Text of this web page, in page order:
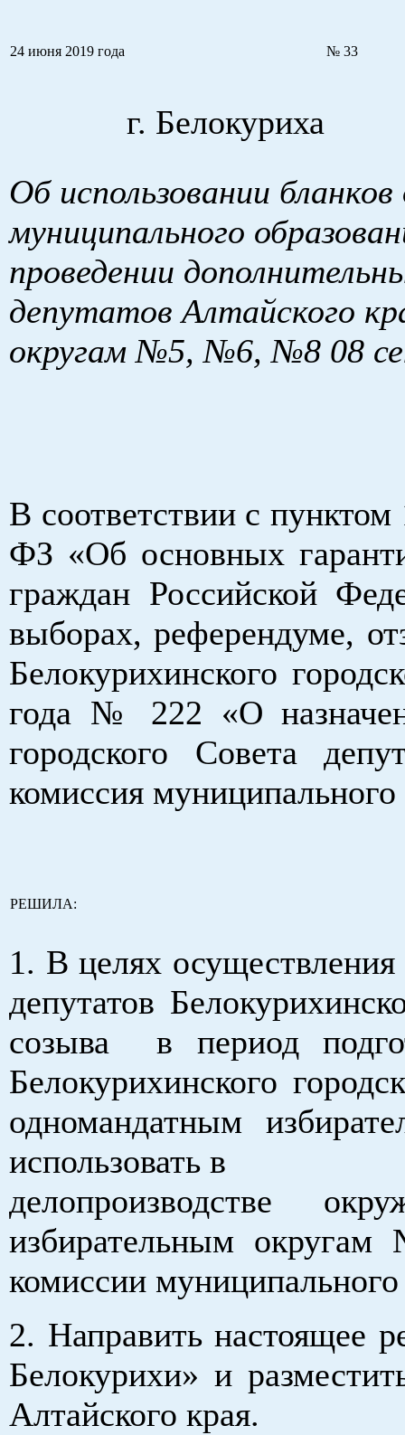
24 июня 2019 года № 33
г. Белокуриха
Об использовании
муниципального
проведении
депутатов Алтайского
округам №5, №6, №8 08
В соответствии с
ФЗ «Об основных
граждан Российской
выборах, референдуме,
Белокурихинского
года № 222 «О
городского Совета
комиссия муниципального
РЕШИЛА:
1. В целях
депутатов
созыва в период
Белокурихинского
одномандатным
использовать в
делопроизводстве
избирательным
комиссии
2. Направить настоящее
Белокурихи» и
Алтайского края.